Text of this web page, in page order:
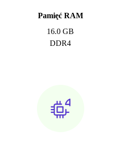
Pamięć RAM
16.0 GB
DDR4